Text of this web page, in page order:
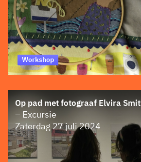
Workshop
Op pad met fotograaf Elvira Smit
– Excursie
Zaterdag 27 juli 2024